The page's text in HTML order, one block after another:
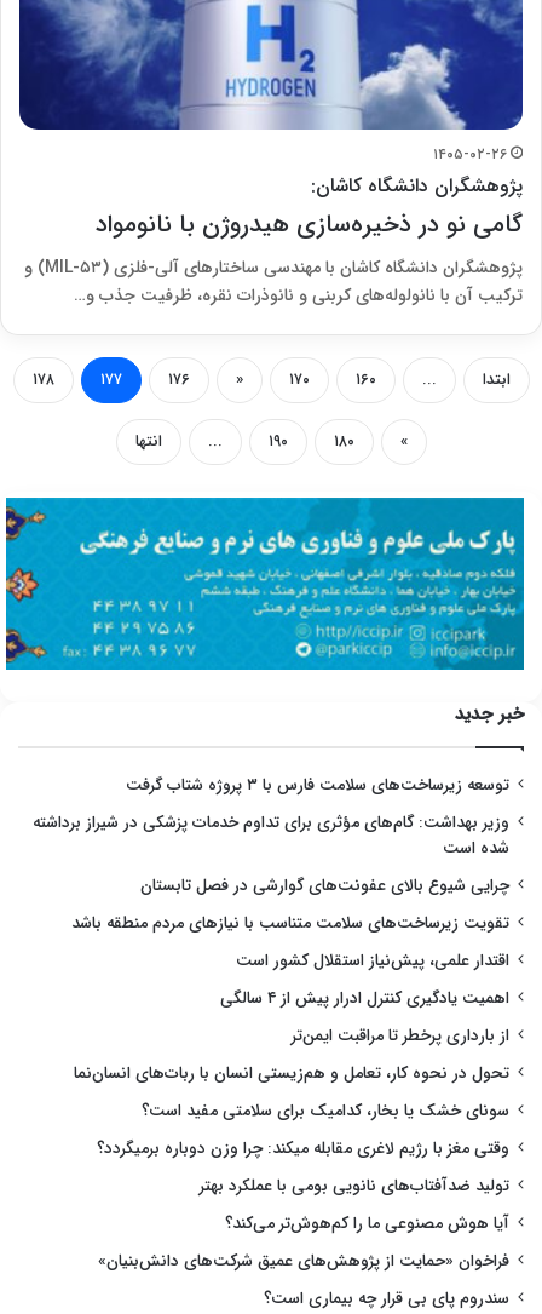
۱۴۰۵-۰۲-۲۶
پژوهشگران دانشگاه کاشان:
گامی نو در ذخیره‌سازی هیدروژن با نانومواد
پژوهشگران دانشگاه کاشان با مهندسی ساختارهای آلی-فلزی (MIL-۵۳) و
ترکیب آن با نانولوله‌های کربنی و نانوذرات نقره، ظرفیت جذب و…
ابتدا ... ۱۶۰ ۱۷۰ « ۱۷۶ ۱۷۷ ۱۷۸
» ۱۸۰ ۱۹۰ ... انتها
خبر جدید
توسعه زیرساخت‌های سلامت فارس با ۳ پروژه شتاب گرفت
وزیر بهداشت: گام‌های مؤثری برای تداوم خدمات پزشکی در شیراز برداشته
شده است
چرایی شیوع بالای عفونت‌های گوارشی در فصل تابستان
تقویت زیرساخت‌های سلامت متناسب با نیازهای مردم منطقه باشد
اقتدار علمی، پیش‌نیاز استقلال کشور است
اهمیت یادگیری کنترل ادرار پیش از ۴ سالگی
از بارداری پرخطر تا مراقبت ایمن‌تر
تحول در نحوه کار، تعامل و هم‌زیستی انسان با ربات‌های انسان‌نما
سونای خشک یا بخار، کدامیک برای سلامتی مفید است؟
وقتی مغز با رژیم لاغری مقابله میکند: چرا وزن دوباره برمیگردد؟
تولید ضدآفتاب‌های نانویی بومی با عملکرد بهتر
آیا هوش مصنوعی ما را کم‌هوش‌تر می‌کند؟
فراخوان «حمایت از پژوهش‌های عمیق شرکت‌های دانش‌بنیان»
سندروم پای بی قرار چه بیماری است؟